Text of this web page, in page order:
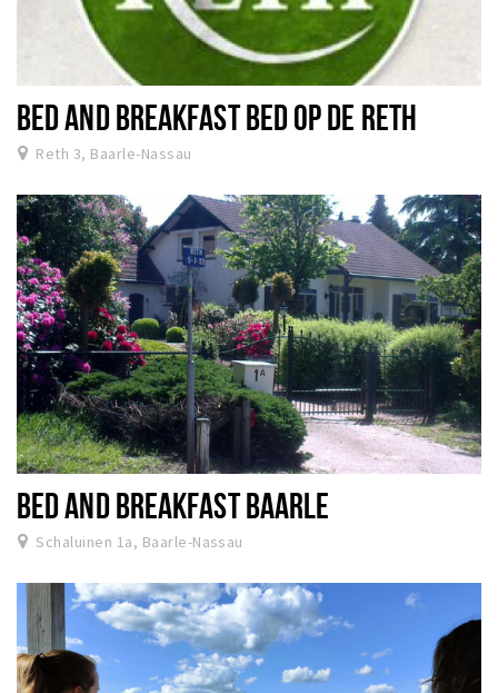
BED AND BREAKFAST BED OP DE RETH
Reth 3, Baarle-Nassau
BED AND BREAKFAST BAARLE
Schaluinen 1a, Baarle-Nassau